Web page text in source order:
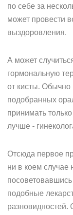
по себе за
может провести
выздоровления.
А может
гормональную
от кисты. Обычно
подобранных
принимать
лучше -
Отсюда первое
ни в коем случае
подобные
разновидностей.